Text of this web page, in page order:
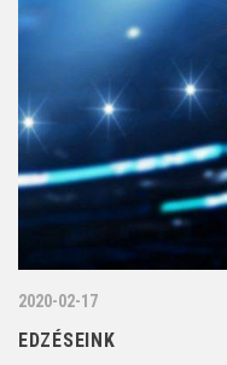
2020-02-17
EDZÉSEINK